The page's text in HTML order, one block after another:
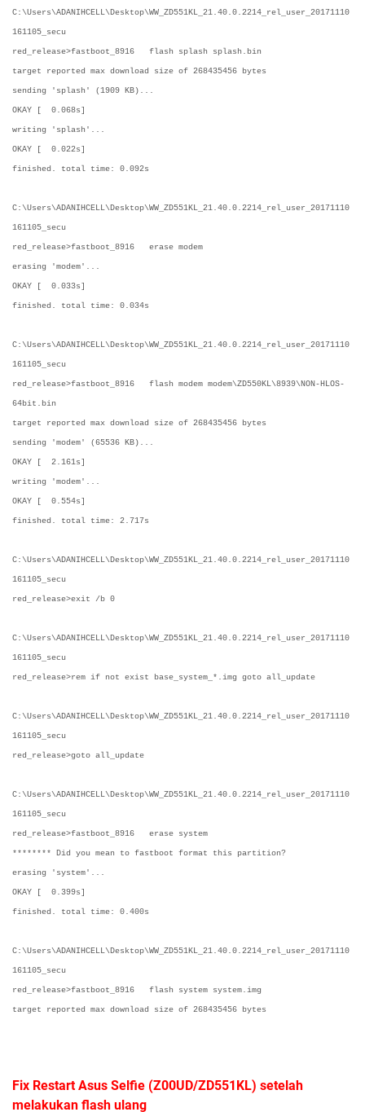
C:\Users\ADANIHCELL\Desktop\WW_ZD551KL_21.40.0.2214_rel_user_20171110
161105_secu
red_release>fastboot_8916 flash splash splash.bin
target reported max download size of 268435456 bytes
sending 'splash' (1909 KB)...
OKAY [ 0.068s]
writing 'splash'...
OKAY [ 0.022s]
finished. total time: 0.092s
C:\Users\ADANIHCELL\Desktop\WW_ZD551KL_21.40.0.2214_rel_user_20171110
161105_secu
red_release>fastboot_8916 erase modem
erasing 'modem'...
OKAY [ 0.033s]
finished. total time: 0.034s
C:\Users\ADANIHCELL\Desktop\WW_ZD551KL_21.40.0.2214_rel_user_20171110
161105_secu
red_release>fastboot_8916 flash modem modem\ZD550KL\8939\NON-HLOS-
64bit.bin
target reported max download size of 268435456 bytes
sending 'modem' (65536 KB)...
OKAY [ 2.161s]
writing 'modem'...
OKAY [ 0.554s]
finished. total time: 2.717s
C:\Users\ADANIHCELL\Desktop\WW_ZD551KL_21.40.0.2214_rel_user_20171110
161105_secu
red_release>exit /b 0
C:\Users\ADANIHCELL\Desktop\WW_ZD551KL_21.40.0.2214_rel_user_20171110
161105_secu
red_release>rem if not exist base_system_*.img goto all_update
C:\Users\ADANIHCELL\Desktop\WW_ZD551KL_21.40.0.2214_rel_user_20171110
161105_secu
red_release>goto all_update
C:\Users\ADANIHCELL\Desktop\WW_ZD551KL_21.40.0.2214_rel_user_20171110
161105_secu
red_release>fastboot_8916 erase system
******** Did you mean to fastboot format this partition?
erasing 'system'...
OKAY [ 0.399s]
finished. total time: 0.400s
C:\Users\ADANIHCELL\Desktop\WW_ZD551KL_21.40.0.2214_rel_user_20171110
161105_secu
red_release>fastboot_8916 flash system system.img
target reported max download size of 268435456 bytes
Fix Restart Asus Selfie (Z00UD/ZD551KL) setelah
melakukan flash ulang